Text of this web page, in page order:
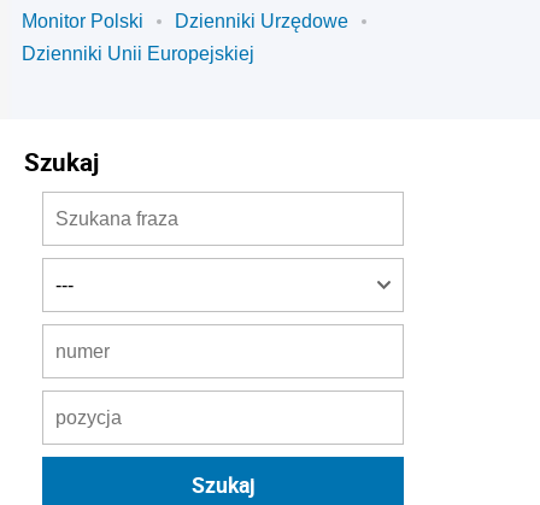
Monitor Polski
Dzienniki Urzędowe
Dzienniki Unii Europejskiej
Szukaj